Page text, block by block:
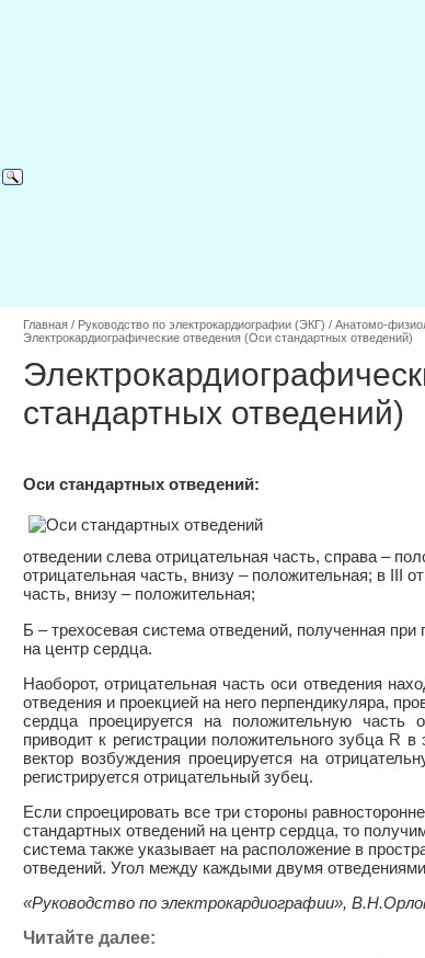
Главная / Руководство по электрокардиографии (ЭКГ) / Анатомо-
Электрокардиографические отведения (Оси стандартных отведений)
стандартных отведений)
Оси стандартных отведений:
отведении слева отрицательная часть, справа –
отрицательная часть, внизу – положительная; в III
часть, внизу – положительная;
Б – трехосевая система отведений, полученная
на центр сердца.
Наоборот, отрицательная часть оси отведения
отведения и проекцией на него перпендикуляра,
сердца проецируется на положительную часть
приводит к регистрации положительного зубца R
вектор возбуждения проецируется на
регистрируется отрицательный зубец.
Если спроецировать все три стороны
стандартных отведений на центр сердца, то
система также указывает на расположение в
отведений. Угол между каждыми двумя отведениями
«Руководство по электрокардиографии»,
Читайте далее: